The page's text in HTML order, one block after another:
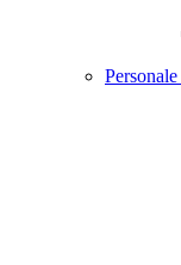
Personale